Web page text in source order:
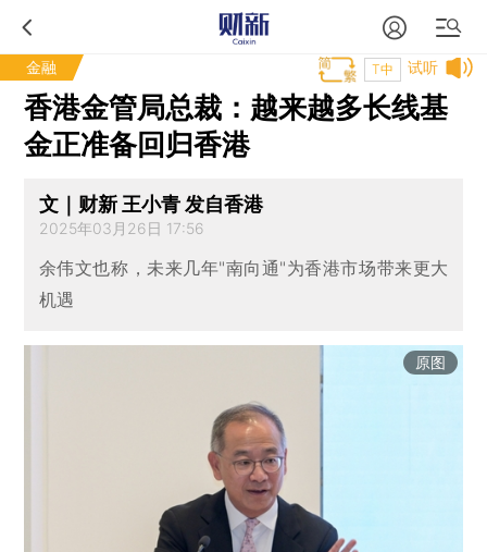
金融 试听
T中
香港金管局总裁：越来越多长线基
金正准备回归香港
文｜财新 王小青 发自香港
2025年03月26日 17:56
余伟文也称，未来几年"南向通"为香港市场带来更大
机遇
原图